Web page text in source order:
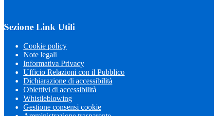
Sezione Link Utili
Cookie policy
Note legali
Informativa Privacy
Ufficio Relazioni con il Pubblico
Dichiarazione di accessibilità
Obiettivi di accessibilità
Whistleblowing
Gestione consensi cookie